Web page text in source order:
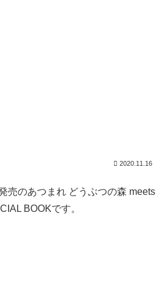
2020.11.16
売のあつまれ どうぶつの森 meets
BOOKです。